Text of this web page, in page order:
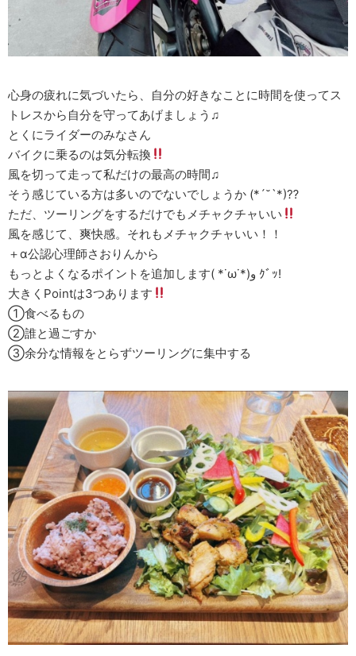
心身の疲れに気づいたら、自分の好きなことに時間を使ってス
トレスから自分を守ってあげましょう♫
とくにライダーのみなさん
バイクに乗るのは気分転換
風を切って走って私だけの最高の時間♫
そう感じている方は多いのでないでしょうか (*´˘`*)⁇
ただ、ツーリングをするだけでもメチャクチャいい
風を感じて、爽快感。それもメチャクチャいい！！
＋α公認心理師さおりんから
もっとよくなるポイントを追加します( *˙ω˙*)و ｸﾞｯ!
大きくPointは3つあります
①食べるもの
②誰と過ごすか
③余分な情報をとらずツーリングに集中する